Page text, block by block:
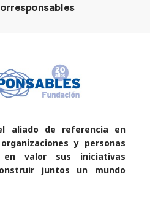
aliado de referencia en
y personas
valor sus iniciativas
juntos un mundo